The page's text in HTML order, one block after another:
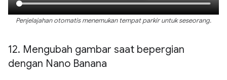
Penjelajahan otomatis menemukan tempat parkir untuk seseorang.
12. Mengubah gambar saat bepergian
dengan Nano Banana